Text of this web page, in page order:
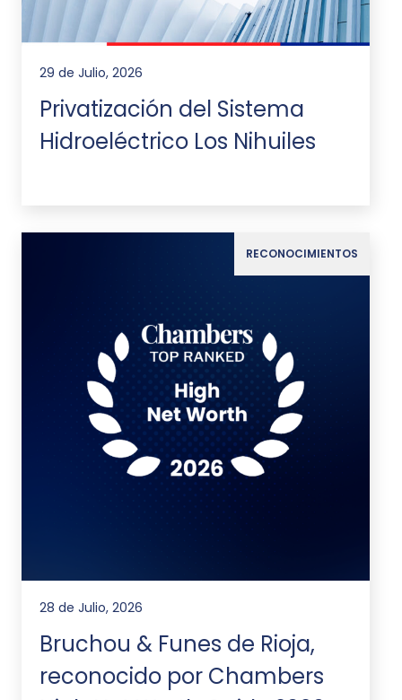
29 de Julio, 2026
Privatización del Sistema
Hidroeléctrico Los Nihuiles
RECONOCIMIENTOS
28 de Julio, 2026
Bruchou & Funes de Rioja,
reconocido por Chambers